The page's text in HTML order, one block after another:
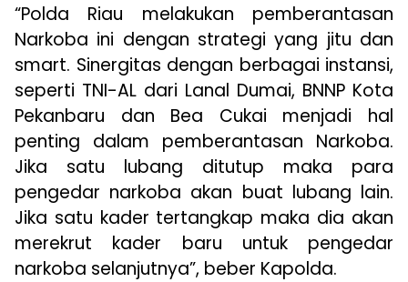
“Polda Riau melakukan pemberantasan
Narkoba ini dengan strategi yang jitu dan
smart. Sinergitas dengan berbagai instansi,
seperti TNI-AL dari Lanal Dumai, BNNP Kota
Pekanbaru dan Bea Cukai menjadi hal
penting dalam pemberantasan Narkoba.
Jika satu lubang ditutup maka para
pengedar narkoba akan buat lubang lain.
Jika satu kader tertangkap maka dia akan
merekrut kader baru untuk pengedar
narkoba selanjutnya”, beber Kapolda.